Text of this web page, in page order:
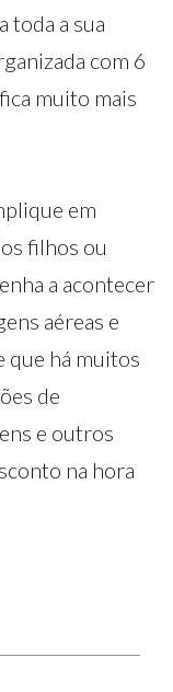
toda a sua
com 6
muito mais
em
filhos ou
a acontecer
aéreas e
que há muitos
de
e outros
na hora